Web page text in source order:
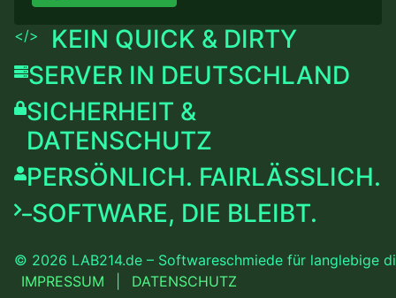
</>
KEIN QUICK & DIRTY
SERVER IN DEUTSCHLAND
SICHERHEIT &
DATENSCHUTZ
PERSÖNLICH. FAIRLÄSSLICH.
SOFTWARE, DIE BLEIBT.
© 2026 LAB214.de – Softwareschmiede für langlebige
IMPRESSUM
DATENSCHUTZ